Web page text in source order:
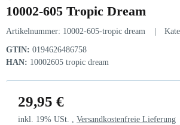
10002-605 Tropic Dream
Artikelnummer: 10002-605-tropic dream
GTIN: 0194626486758
HAN: 10002605 tropic dream
29,95 €
inkl. 19% USt. , Versandkostenfreie Lieferung